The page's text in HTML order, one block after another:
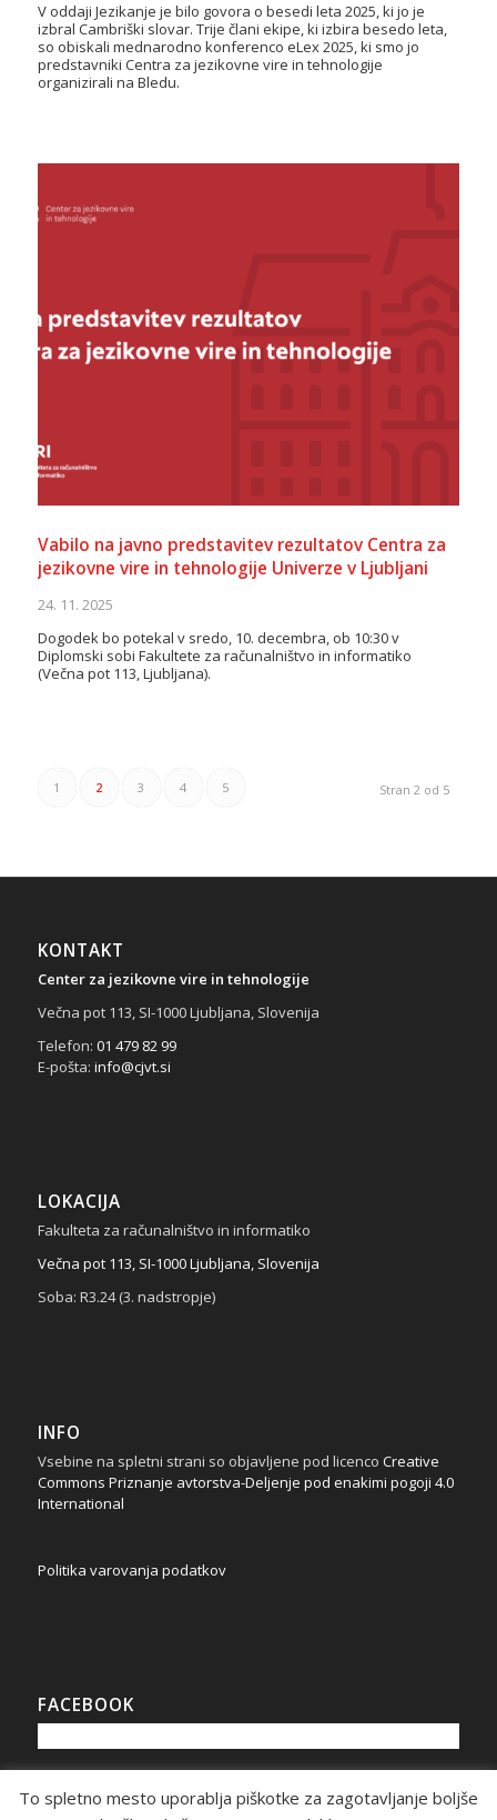
V oddaji Jezikanje je bilo govora o besedi leta 2025, ki jo je
izbral Cambriški slovar. Trije člani ekipe, ki izbira besedo leta,
so obiskali mednarodno konferenco eLex 2025, ki smo jo
predstavniki Centra za jezikovne vire in tehnologije
organizirali na Bledu.
Vabilo na javno predstavitev rezultatov Centra za
jezikovne vire in tehnologije Univerze v Ljubljani
24. 11. 2025
Dogodek bo potekal v sredo, 10. decembra, ob 10:30 v
Diplomski sobi Fakultete za računalništvo in informatiko
(Večna pot 113, Ljubljana).
Stran 2 od 5
1 2 3 4 5
KONTAKT
Center za jezikovne vire in tehnologije
Večna pot 113, SI-1000 Ljubljana, Slovenija
Telefon: 01 479 82 99
E-pošta: info@cjvt.si
LOKACIJA
Fakulteta za računalništvo in informatiko
Večna pot 113, SI-1000 Ljubljana, Slovenija
Soba: R3.24 (3. nadstropje)
INFO
Vsebine na spletni strani so objavljene pod licenco Creative
Commons Priznanje avtorstva-Deljenje pod enakimi pogoji 4.0
International
Politika varovanja podatkov
FACEBOOK
To spletno mesto uporablja piškotke za zagotavljanje boljše